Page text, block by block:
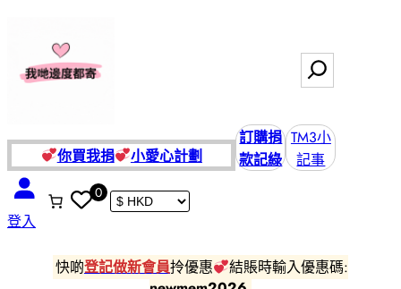
你買我捐 小愛心計劃
訂購捐
款記綠
TM3小
記事
登入
0
快啲登記做新會員拎優惠
結賬時輸入優惠碼: